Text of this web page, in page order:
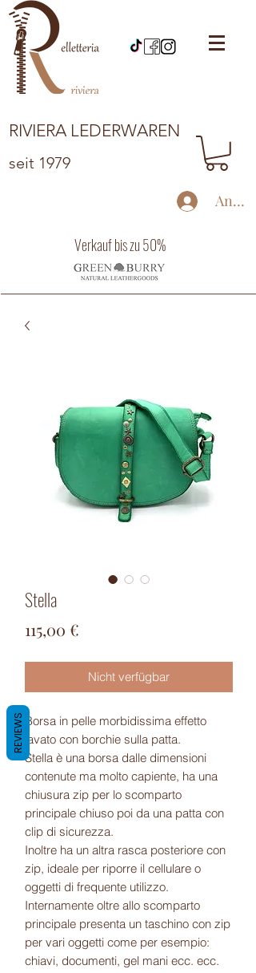
RIVIERA LEDERWAREN
seit 1979
Verkauf bis zu 50%
Stella
115,00 €
Nicht verfügbar
Borsa in pelle morbidissima effetto
lavato con borchie sulla patta.
Stella è una borsa dalle dimensioni
contenute ma molto capiente, ha una
chiusura zip per lo scomparto
principale chiuso poi da una patta con
clip di sicurezza.
Inoltre ha un altra rasca posteriore con
zip, ideale per riporre il cellulare o
oggetti di frequente utilizzo.
Internamente oltre allo scomparto
principale presenta un taschino con zip
per vari oggetti come per esempio:
chiavi, documenti, gel mani ecc. ecc.
REVIEWS